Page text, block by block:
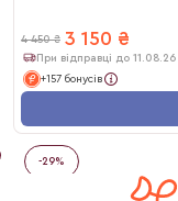
4 450 ₴ 3 150 ₴
При відправці до 11.08.26
+157 бонусів
-29%